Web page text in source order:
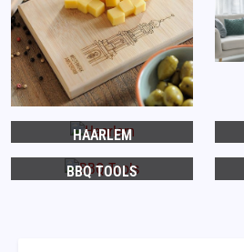
HAARLEM
BBQ TOOLS